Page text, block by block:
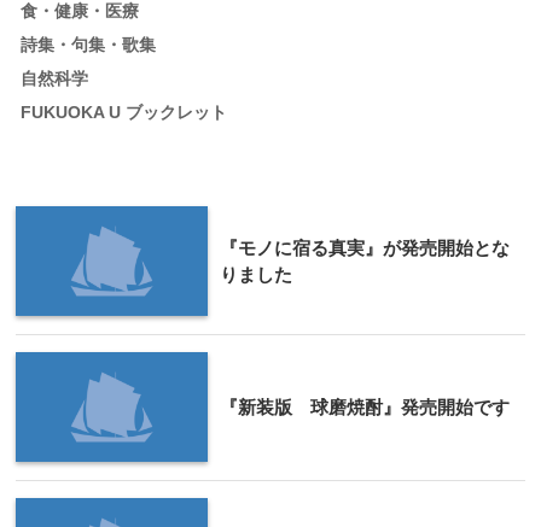
食・健康・医療
詩集・句集・歌集
自然科学
FUKUOKA U ブックレット
『モノに宿る真実』が発売開始とな
りました
『新装版 球磨焼酎』発売開始です